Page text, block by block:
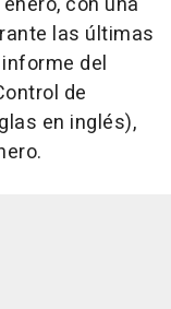
las últimas
del
de
en inglés),